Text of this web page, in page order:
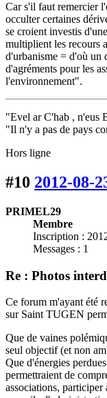
Car s'il faut remercier
occulter certaines
se croient investis
multiplient les recours
d'urbanisme = d'où un
d'agréments pour les
l'environnement".
"Evel ar C'hab , n'eus
"Il n'y a pas de pays
Hors ligne
#10 2012-08-
PRIMEL29
Membre
Inscription :
Messages : 1
Re : Photos
Ce forum m'ayant été
sur Saint TUGEN
Que de vaines
seul objectif (et non
Que d'énergies
permettraient de
associations, participer